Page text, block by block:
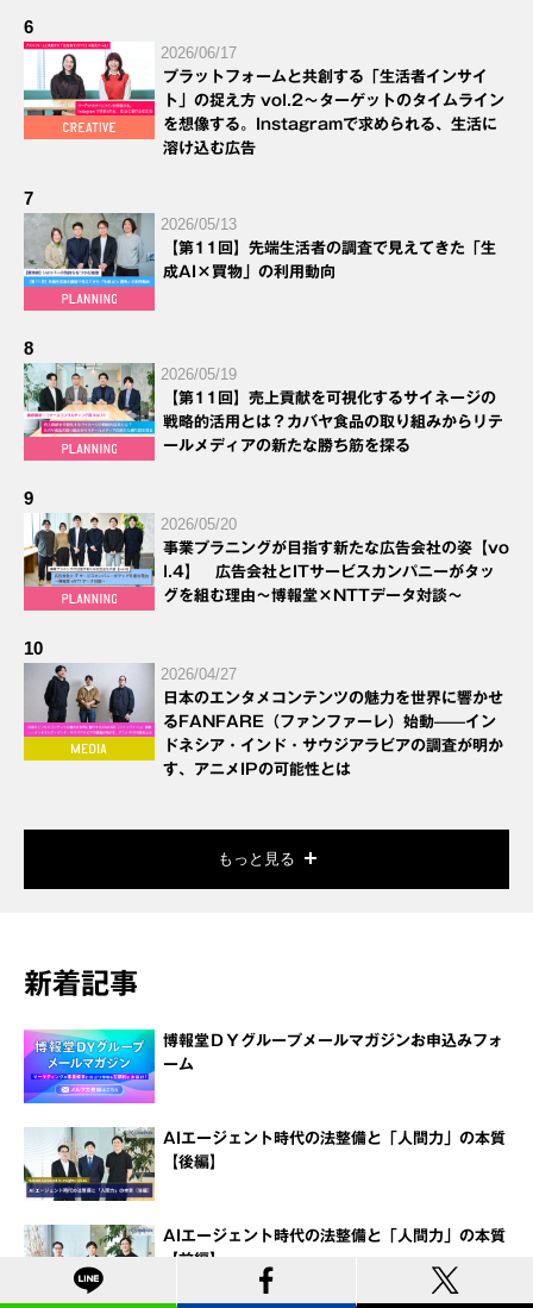
6
2026/06/17
プラットフォームと共創する「生活者インサイ
ト」の捉え方 vol.2～ターゲットのタイムライン
を想像する。Instagramで求められる、生活に
溶け込む広告
7
2026/05/13
【第11回】先端生活者の調査で見えてきた「生
成AI×買物」の利用動向
8
2026/05/19
【第11回】売上貢献を可視化するサイネージの
戦略的活用とは？カバヤ食品の取り組みからリテ
ールメディアの新たな勝ち筋を探る
9
2026/05/20
事業プラニングが目指す新たな広告会社の姿【vo
l.4】 広告会社とITサービスカンパニーがタッ
グを組む理由～博報堂×NTTデータ対談～
10
2026/04/27
日本のエンタメコンテンツの魅力を世界に響かせ
るFANFARE（ファンファーレ）始動——イン
ドネシア・インド・サウジアラビアの調査が明か
す、アニメIPの可能性とは
もっと見る
新着記事
博報堂ＤＹグループメールマガジンお申込みフォ
ーム
AIエージェント時代の法整備と「人間力」の本質
【後編】
AIエージェント時代の法整備と「人間力」の本質
【前編】